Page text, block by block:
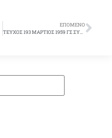
ΕΠΌΜΕΝΟ
ΤΕΥΧΟΣ 193 ΜΑΡΤΙΟΣ 1959 ΓΣ ΣΥΕΤΕ